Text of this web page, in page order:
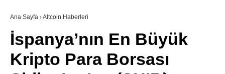
Youtube
TikTok
SÖZLÜK
Ana Sayfa ›Altcoin Haberleri
İspanya’nın En Büyük
Kripto Para Borsası